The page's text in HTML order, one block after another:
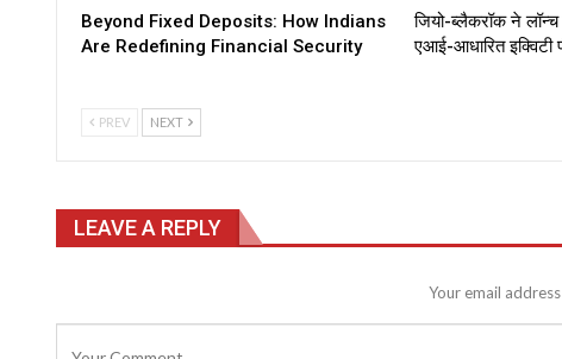
Beyond Fixed Deposits: How Indians
Are Redefining Financial Security
जियो-ब्लैकरॉक ने लॉन्च
एआई-आधारित
PREV NEXT
LEAVE A REPLY
Your email